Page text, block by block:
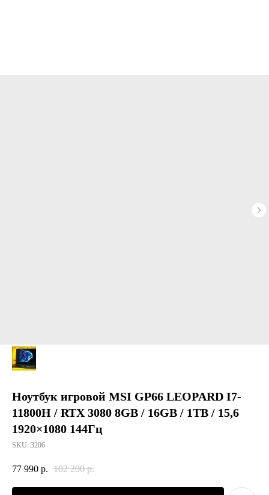
Ноутбук игровой MSI GP66 LEOPARD I7-
11800H / RTX 3080 8GB / 16GB / 1TB / 15,6
1920×1080 144Гц
SKU: 3206
77 990 р. 102 200 р.